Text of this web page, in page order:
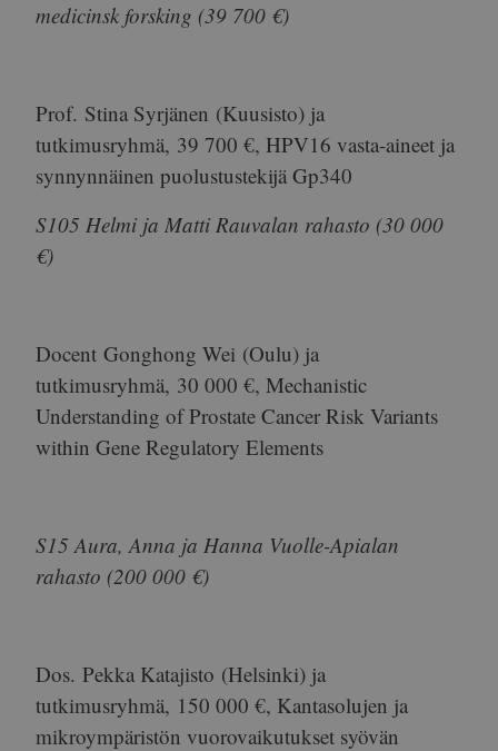
medicinsk forsking (39 700 €)
Prof. Stina Syrjänen (Kuusisto) ja
tutkimusryhmä, 39 700 €, HPV16 vasta-aineet ja
synnynnäinen puolustustekijä Gp340
S105 Helmi ja Matti Rauvalan rahasto (30 000
€)
Docent Gonghong Wei (Oulu) ja
tutkimusryhmä, 30 000 €, Mechanistic
Understanding of Prostate Cancer Risk Variants
within Gene Regulatory Elements
S15 Aura, Anna ja Hanna Vuolle-Apialan
rahasto (200 000 €)
Dos. Pekka Katajisto (Helsinki) ja
tutkimusryhmä, 150 000 €, Kantasolujen ja
mikroympäristön vuorovaikutukset syövän